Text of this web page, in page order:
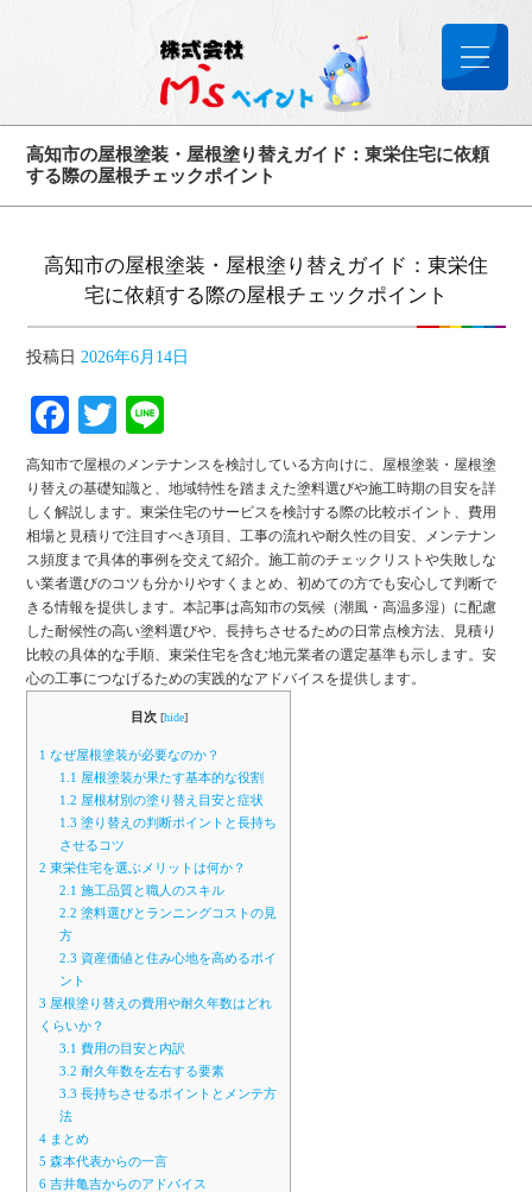
高知市の屋根塗装・屋根塗り替えガイド：東栄住宅に依頼
する際の屋根チェックポイント
高知市の屋根塗装・屋根塗り替えガイド：東栄住
宅に依頼する際の屋根チェックポイント
投稿日 2026年6月14日
Facebook
Twitter
高知市で屋根のメンテナンスを検討している方向けに、屋根塗装・屋根塗
り替えの基礎知識と、地域特性を踏まえた塗料選びや施工時期の目安を詳
しく解説します。東栄住宅のサービスを検討する際の比較ポイント、費用
相場と見積りで注目すべき項目、工事の流れや耐久性の目安、メンテナン
ス頻度まで具体的事例を交えて紹介。施工前のチェックリストや失敗しな
い業者選びのコツも分かりやすくまとめ、初めての方でも安心して判断で
きる情報を提供します。本記事は高知市の気候（潮風・高温多湿）に配慮
した耐候性の高い塗料選びや、長持ちさせるための日常点検方法、見積り
比較の具体的な手順、東栄住宅を含む地元業者の選定基準も示します。安
心の工事につなげるための実践的なアドバイスを提供します。
目次 [hide]
1 なぜ屋根塗装が必要なのか？
1.1 屋根塗装が果たす基本的な役割
1.2 屋根材別の塗り替え目安と症状
1.3 塗り替えの判断ポイントと長持ち
させるコツ
2 東栄住宅を選ぶメリットは何か？
2.1 施工品質と職人のスキル
2.2 塗料選びとランニングコストの見
方
2.3 資産価値と住み心地を高めるポイ
ント
3 屋根塗り替えの費用や耐久年数はどれ
くらいか？
3.1 費用の目安と内訳
3.2 耐久年数を左右する要素
3.3 長持ちさせるポイントとメンテ方
法
4 まとめ
5 森本代表からの一言
6 吉井亀吉からのアドバイス